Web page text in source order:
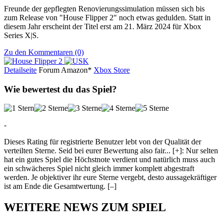
Freunde der gepflegten Renovierungssimulation müssen sich bis
zum Release von "House Flipper 2" noch etwas gedulden. Statt in
diesem Jahr erscheint der Titel erst am 21. März 2024 für Xbox
Series X|S.
Zu den Kommentaren (0)
Detailseite Forum Amazon* Xbox Store
Wie bewertest du das Spiel?
-
Dieses Rating für registrierte Benutzer lebt von der Qualität der
verteilten Sterne. Seid bei eurer Bewertung also fair... [+]: Nur selten
hat ein gutes Spiel die Höchstnote verdient und natürlich muss auch
ein schwächeres Spiel nicht gleich immer komplett abgestraft
werden. Je objektiver ihr eure Sterne vergebt, desto aussagekräftiger
ist am Ende die Gesamtwertung. [–]
WEITERE NEWS ZUM SPIEL